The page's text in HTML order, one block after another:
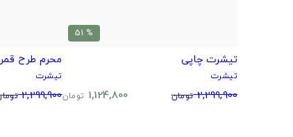
% 51
تیشرت چاپی
تیشرت
2,299,900 تومان 1,124,800 تومان
محرم طرح
تیشرت
2,299,900